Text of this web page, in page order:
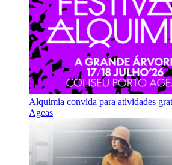
Alquimia convida para atividades
Ageas